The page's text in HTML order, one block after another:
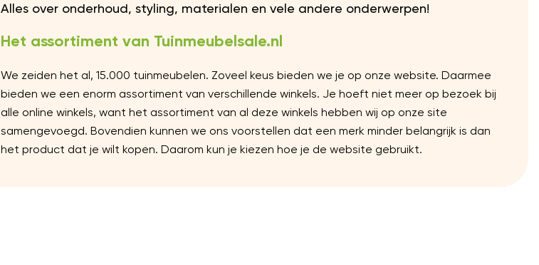
Alles over onderhoud, styling, materialen en vele andere onderwerpen!
Het assortiment van Tuinmeubelsale.nl
We zeiden het al, 15.000 tuinmeubelen. Zoveel keus bieden we je op onze website. Daarmee
bieden we een enorm assortiment van verschillende winkels. Je hoeft niet meer op bezoek bij
alle online winkels, want het assortiment van al deze winkels hebben wij op onze site
samengevoegd. Bovendien kunnen we ons voorstellen dat een merk minder belangrijk is dan
het product dat je wilt kopen. Daarom kun je kiezen hoe je de website gebruikt.